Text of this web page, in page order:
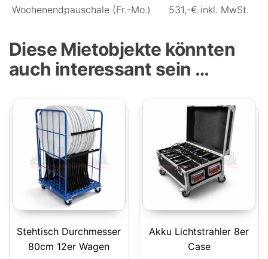
Wochenendpauschale (Fr.-Mo.)
531,-€ inkl. MwSt.
Diese Mietobjekte könnten
auch interessant sein …
Stehtisch Durchmesser
80cm 12er Wagen
Akku Lichtstrahler 8er
Case